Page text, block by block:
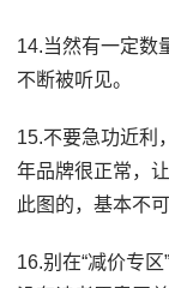
14.当然有一定数
不断被听见。
15.不要急功近利
年品牌很正常，
此图的，基本不
16.别在“减价专